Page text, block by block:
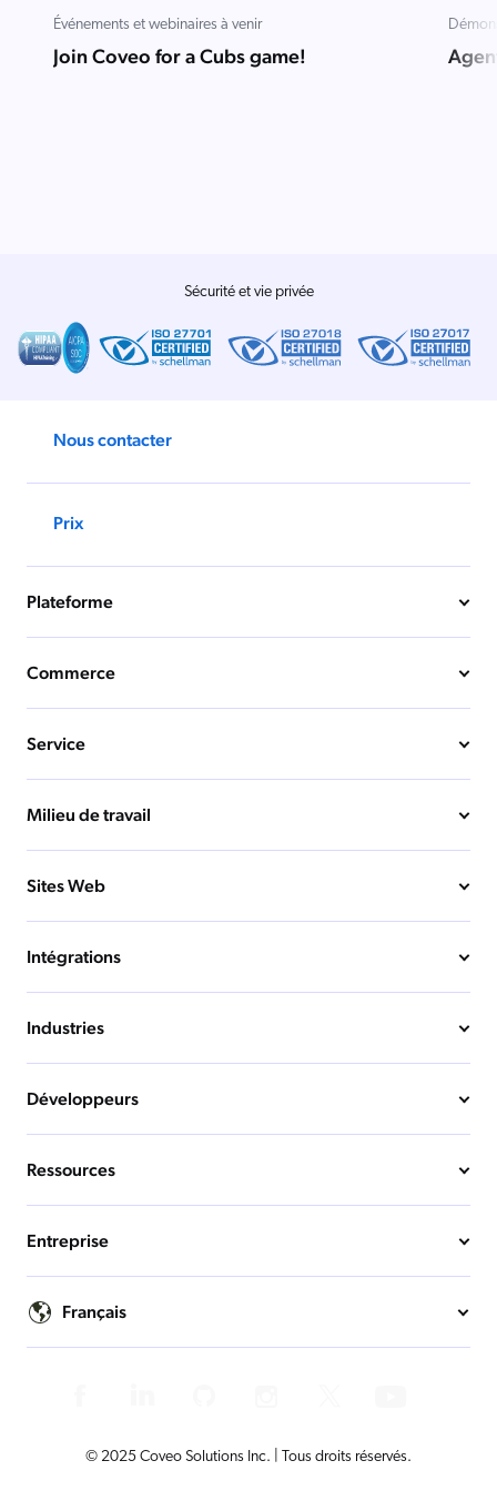
Salesforce
toutes les intégrations
Événements et webinaires à venir
Join Coveo for a Cubs game!
Sécurité et vie privée
Nous contacter
Prix
Plateforme
Commerce
Service
Milieu de travail
Sites Web
Intégrations
Industries
Développeurs
Ressources
Entreprise
Français
© 2025 Coveo Solutions Inc. | Tous droits réservés.